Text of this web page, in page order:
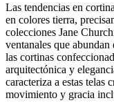
Las tendencias en
en colores tierra,
colecciones Jane
ventanales que
las cortinas
arquitectónica y
caracteriza a estas telas
movimiento y gracia